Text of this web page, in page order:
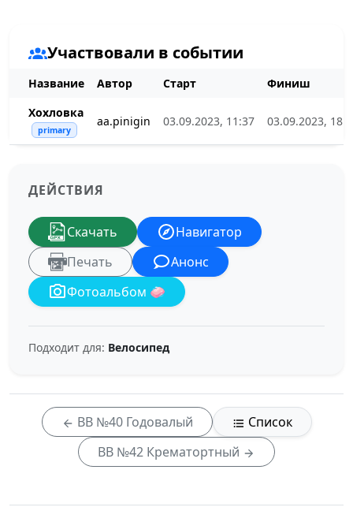
Участвовали в событии
Название Автор Старт
Финиш
Хохловка
primary
aa.pinigin 03.09.2023, 11:37 03.09.2023,
ДЕЙСТВИЯ
Скачать
Навигатор
Печать
Анонс
Фотоальбом 🧼
Подходит для: Велосипед
ВВ №40 Годовалый
Список
ВВ №42 Крематортный